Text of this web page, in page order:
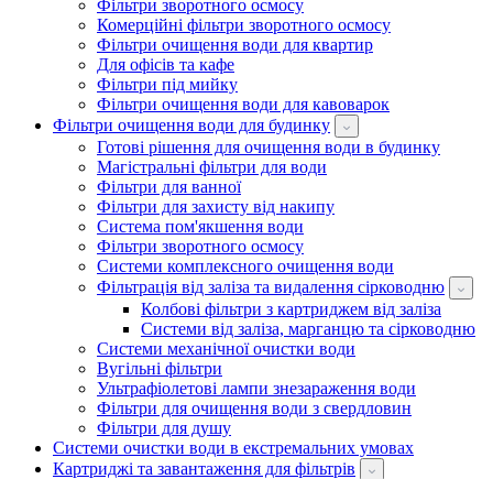
Фільтри зворотного осмосу
Комерційні фільтри зворотного осмосу
Фільтри очищення води для квартир
Для офісів та кафе
Фільтри під мийку
Фільтри очищення води для кавоварок
Фільтри очищення води для будинку
Готові рішення для очищення води в будинку
Магістральні фільтри для води
Фільтри для ванної
Фільтри для захисту від накипу
Система пом'якшення води
Фільтри зворотного осмосу
Системи комплексного очищення води
Фільтрація від заліза та видалення сірководню
Колбові фільтри з картриджем від заліза
Системи від заліза, марганцю та сірководню
Системи механічної очистки води
Вугільні фільтри
Ультрафіолетові лампи знезараження води
Фільтри для очищення води з свердловин
Фільтри для душу
Системи очистки води в екстремальних умовах
Картриджі та завантаження для фільтрів